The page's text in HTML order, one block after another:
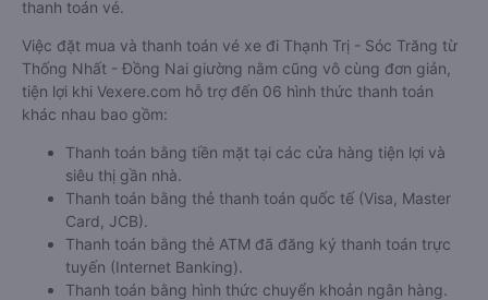
thanh toán vé.
Việc đặt mua và thanh toán vé xe đi Thạnh Trị - Sóc Trăng từ
Thống Nhất - Đồng Nai giường nằm cũng vô cùng đơn giản,
tiện lợi khi Vexere.com hỗ trợ đến 06 hình thức thanh toán
khác nhau bao gồm:
Thanh toán bằng tiền mặt tại các cửa hàng tiện lợi và
siêu thị gần nhà.
Thanh toán bằng thẻ thanh toán quốc tế (Visa, Master
Card, JCB).
Thanh toán bằng thẻ ATM đã đăng ký thanh toán trực
tuyến (Internet Banking).
Thanh toán bằng hình thức chuyển khoản ngân hàng.